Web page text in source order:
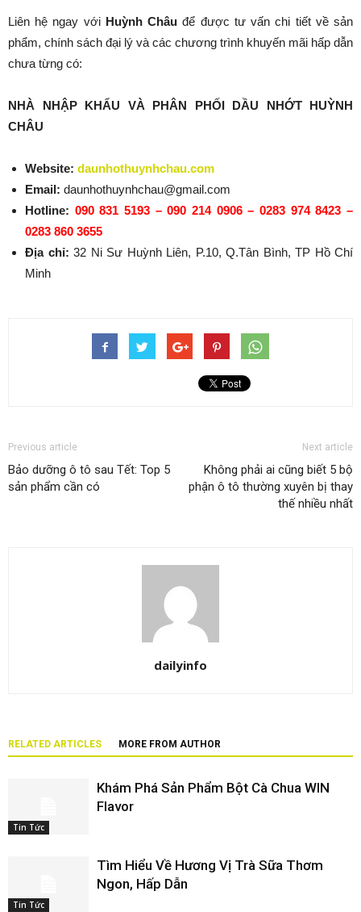
Liên hệ ngay với Huỳnh Châu để được tư vấn chi tiết về sản
phẩm, chính sách đại lý và các chương trình khuyến mãi hấp dẫn
chưa từng có:
NHÀ NHẬP KHẨU VÀ PHÂN PHỐI DẦU NHỚT HUỲNH
CHÂU
Website: daunhothuynhchau.com
Email: daunhothuynhchau@gmail.com
Hotline: 090 831 5193 – 090 214 0906 – 0283 974 8423 –
0283 860 3655
Địa chỉ: 32 Ni Sư Huỳnh Liên, P.10, Q.Tân Bình, TP Hồ Chí
Minh
Previous article
Bảo dưỡng ô tô sau Tết: Top 5
sản phẩm cần có
Next article
Không phải ai cũng biết 5 bộ
phận ô tô thường xuyên bị thay
thế nhiều nhất
dailyinfo
RELATED ARTICLES MORE FROM AUTHOR
Tin Tức
Khám Phá Sản Phẩm Bột Cà Chua WIN
Flavor
Tin Tức
Tìm Hiểu Về Hương Vị Trà Sữa Thơm
Ngon, Hấp Dẫn